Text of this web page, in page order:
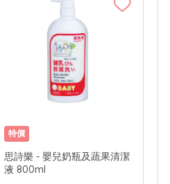
特價
思詩樂 - 嬰兒奶瓶及蔬果清潔
液 800ml